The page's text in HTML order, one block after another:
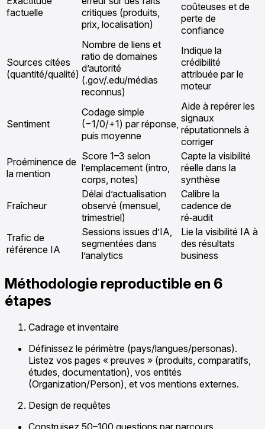
factuelle
critiques (produits,
prix, localisation)
coûteuses et de
perte de
confiance
Sources citées
(quantité/qualité)
Nombre de liens et
ratio de domaines
d’autorité
(.gov/.edu/médias
reconnus)
Indique la
crédibilité
attribuée par le
moteur
Sentiment
Codage simple
(−1/0/+1) par réponse,
puis moyenne
Aide à repérer les
signaux
réputationnels à
corriger
Proéminence de
la mention
Score 1–3 selon
l’emplacement (intro,
corps, notes)
Capte la visibilité
réelle dans la
synthèse
Fraîcheur
Délai d’actualisation
observé (mensuel,
trimestriel)
Calibre la
cadence de
ré‑audit
Trafic de
référence IA
Sessions issues d’IA,
segmentées dans
l’analytics
Lie la visibilité IA à
des résultats
business
Méthodologie reproductible en 6
étapes
Cadrage et inventaire
Définissez le périmètre (pays/langues/personas).
Listez vos pages « preuves » (produits, comparatifs,
études, documentation), vos entités
(Organization/Person), et vos mentions externes.
Design de requêtes
Construisez 50–100 questions par parcours